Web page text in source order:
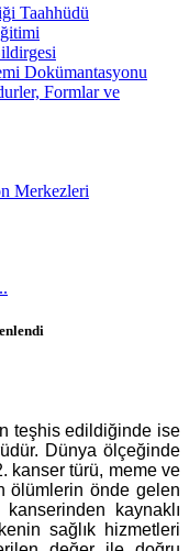
Taahhüdü
Dokümantasyonu
Formlar ve
Merkezleri
teşhis edildiğinde ise
Dünya ölçeğinde
kanser türü, meme ve
ölümlerin önde gelen
kaynaklı
sağlık hizmetleri